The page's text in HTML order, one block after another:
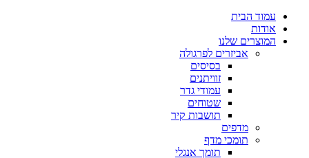
עמוד הבית
אודות
המוצרים שלנו
אביזרים לפרגולה
בסיסים
זוויתנים
עמודי גדר
שטוחים
תושבות קיר
מדפים
תומכי מדף
תומך אנגלי